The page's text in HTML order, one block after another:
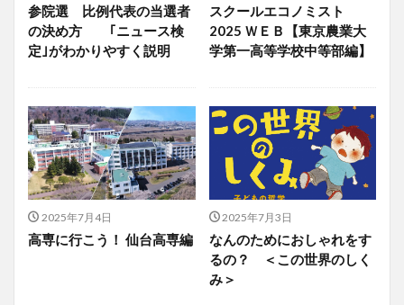
参院選 比例代表の当選者
の決め方 ｢ニュース検
定｣がわかりやすく説明
スクールエコノミスト
2025 ＷＥＢ【東京農業大
学第一高等学校中等部編】
2025年7月4日
高専に行こう！ 仙台高専編
2025年7月3日
なんのためにおしゃれをす
るの？ ＜この世界のしく
み＞